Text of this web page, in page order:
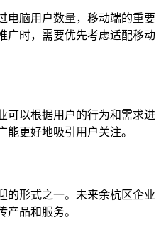
电脑用户数量，移动端的重要
广时，需要优先考虑适配移动
可以根据用户的行为和需求进
更好地吸引用户关注。
的形式之一。未来余杭区企业
产品和服务。